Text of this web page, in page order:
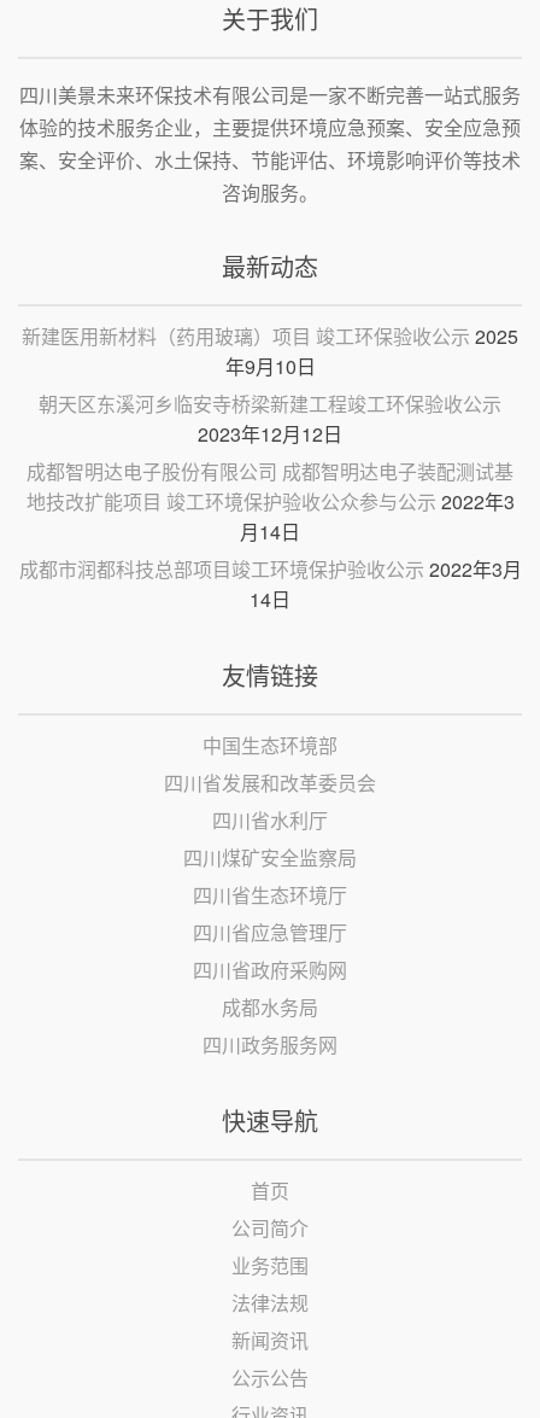
关于我们
四川美景未来环保技术有限公司是一家不断完善一站式服务
体验的技术服务企业，主要提供环境应急预案、安全应急预
案、安全评价、水土保持、节能评估、环境影响评价等技术
咨询服务。
最新动态
新建医用新材料（药用玻璃）项目 竣工环保验收公示 2025
年9月10日
朝天区东溪河乡临安寺桥梁新建工程竣工环保验收公示
2023年12月12日
成都智明达电子股份有限公司 成都智明达电子装配测试基
地技改扩能项目 竣工环境保护验收公众参与公示 2022年3
月14日
成都市润都科技总部项目竣工环境保护验收公示 2022年3月
14日
友情链接
中国生态环境部
四川省发展和改革委员会
四川省水利厅
四川煤矿安全监察局
四川省生态环境厅
四川省应急管理厅
四川省政府采购网
成都水务局
四川政务服务网
快速导航
首页
公司简介
业务范围
法律法规
新闻资讯
公示公告